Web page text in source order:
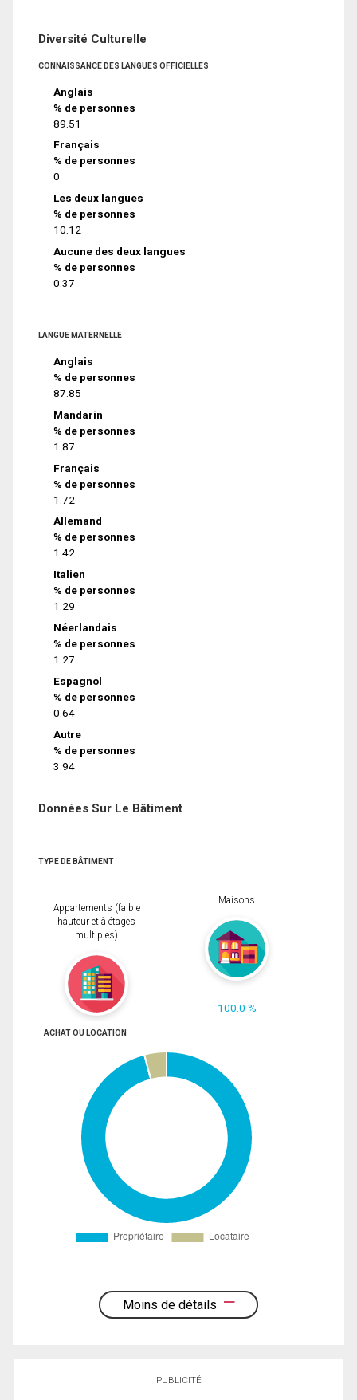
Diversité Culturelle
CONNAISSANCE DES LANGUES OFFICIELLES
Anglais
% de personnes
89.51
Français
% de personnes
0
Les deux langues
% de personnes
10.12
Aucune des deux langues
% de personnes
0.37
LANGUE MATERNELLE
Anglais
% de personnes
87.85
Mandarin
% de personnes
1.87
Français
% de personnes
1.72
Allemand
% de personnes
1.42
Italien
% de personnes
1.29
Néerlandais
% de personnes
1.27
Espagnol
% de personnes
0.64
Autre
% de personnes
3.94
Données Sur Le Bâtiment
TYPE DE BÂTIMENT
Appartements (faible
hauteur et à étages
multiples)
Maisons
100.0 %
ACHAT OU LOCATION
Moins de détails
PUBLICITÉ